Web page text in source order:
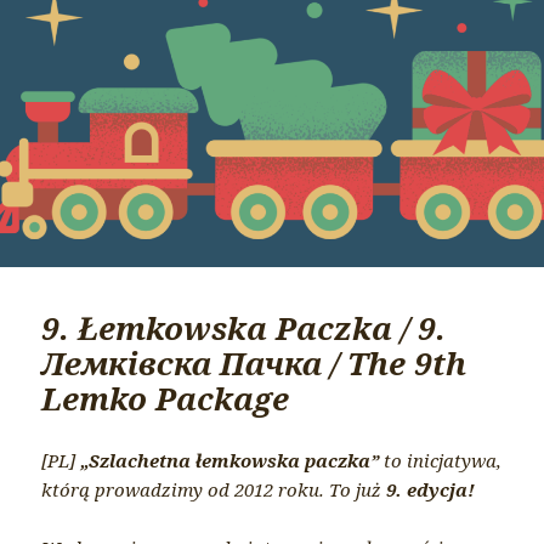
i
a
n
o
o
9. Łemkowska Paczka / 9.
Лемківска Пачка / The 9th
Lemko Package
[PL]„Szlachetna łemkowska paczka”to inicjatywa,
którą prowadzimy od 2012 roku. To już9. edycja!